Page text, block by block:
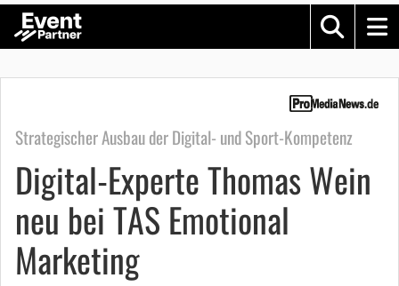
Strategischer Ausbau der Digital- und Sport-Kompetenz
Digital-Experte Thomas Wein
neu bei TAS Emotional
Marketing